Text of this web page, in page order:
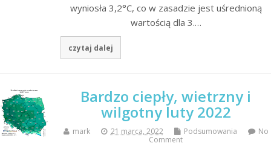
wyniosła 3,2°C, co w zasadzie jest uśrednioną
wartością dla 3.…
czytaj dalej
Bardzo ciepły, wietrzny i
wilgotny luty 2022
mark 21 marca, 2022 Podsumowania
No
Comment